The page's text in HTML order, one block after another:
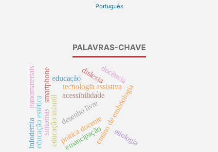
Português
PALAVRAS-CHAVE
desenho livre
educação infantil
educação estética acessibilidade
tecnologia assistiva
dislexia
smartphone .
ensino de embriologia
docência
prática docente
emancipação
nanomateriais
etiologia
educação
sintomas
infodemia